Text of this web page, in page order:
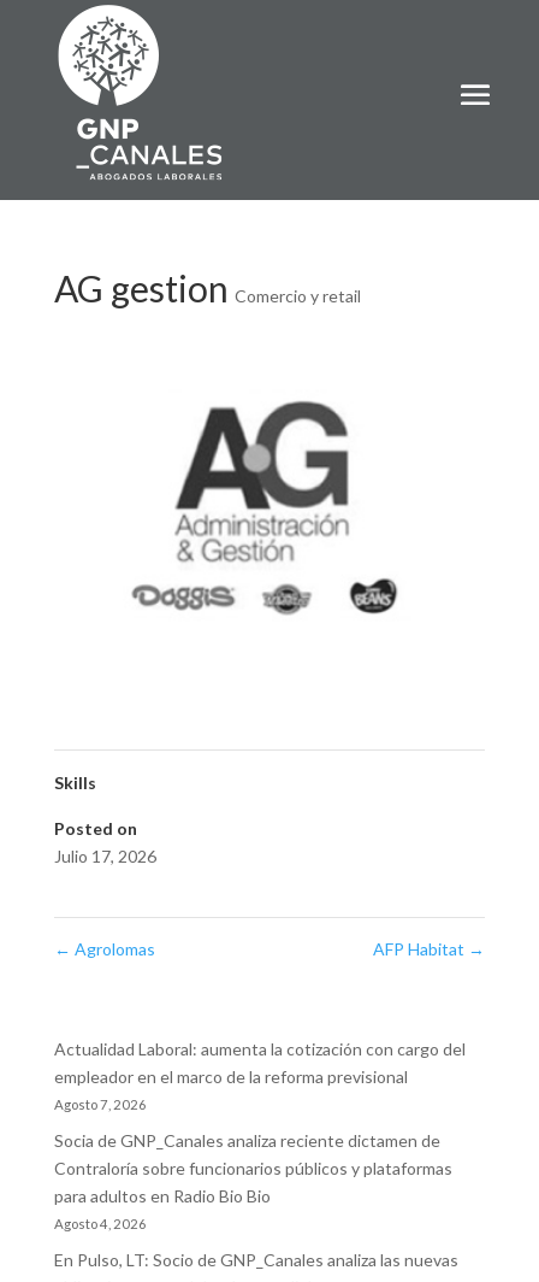
AG gestion Comercio y retail
Skills
Posted on
Julio 17, 2026
← Agrolomas AFP Habitat →
Actualidad Laboral: aumenta la cotización con cargo del
empleador en el marco de la reforma previsional
Agosto 7, 2026
Socia de GNP_Canales analiza reciente dictamen de
Contraloría sobre funcionarios públicos y plataformas
para adultos en Radio Bio Bio
Agosto 4, 2026
En Pulso, LT: Socio de GNP_Canales analiza las nuevas